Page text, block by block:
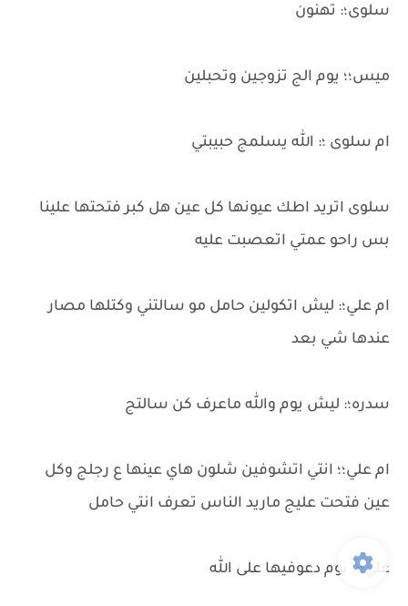
سلوى؛: تهنون
ميس؛؛ يوم الج تزوجين وتحبلين
ام سلوى ؛: الله يسلمج حبيبتي
سلوى اتريد اطك عيونها كل عين هل كبر فتحتها علينا
بس راحو عمتي اتعصبت عليه
ام علي؛: ليش اتكولين حامل مو سالتني وكتلها مصار
عندها شي بعد
سدره؛: ليش يوم والله ماعرف كن سالتج
ام علي؛؛ انتي اتشوفين شلون هاي عينها ع رجلج وكل
عين فتحت عليج ماريد الناس تعرف انتي حامل
علي؛:؛ يوم دعوفيها على الله